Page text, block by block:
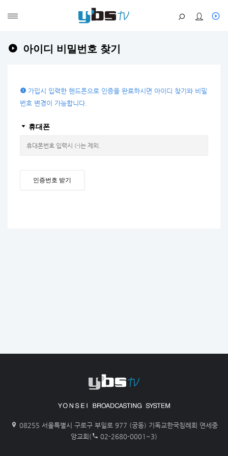
아이디 비밀번호 찾기
가입시 입력한 핸드폰으로 인증을 완료하시면 아이디 찾기와 비밀
번호 변경이 가능합니다.
휴대폰
인증번호 받기
08255 서울특별시 구로구 부일로 977 (궁동) 기독교한국침례회 연세중
앙교회(
02-2680-0001~3)